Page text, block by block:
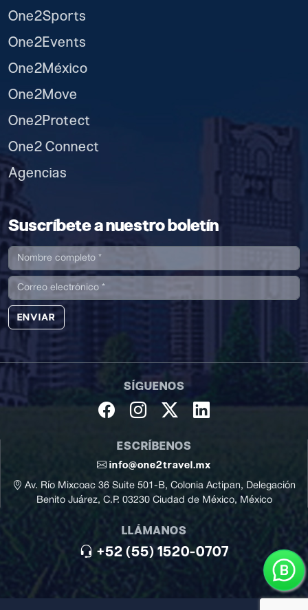
One2Sports
One2Events
One2México
One2Move
One2Protect
One2 Connect
Agencias
Suscríbete a nuestro boletín
ENVIAR
SÍGUENOS
ESCRÍBENOS
info@one2travel.mx
Av. Río Mixcoac 36 Suite 501-B, Colonia Actipan, Delegación
Benito Juárez, C.P. 03230 Ciudad de México, México
LLÁMANOS
+52 (55) 1520-0707